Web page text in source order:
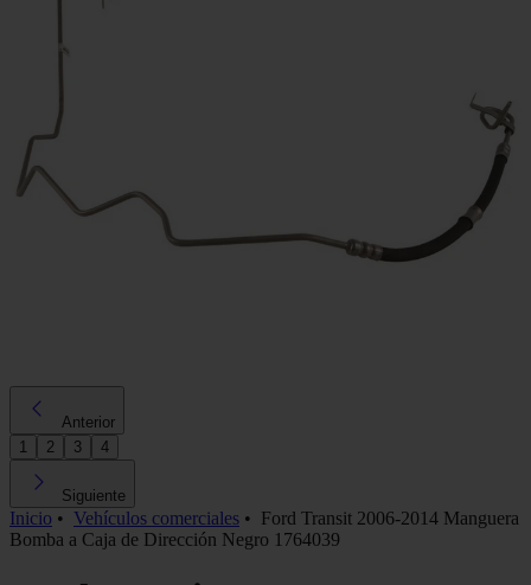
Anterior
1
2 3 4
Siguiente
Inicio • Vehículos comerciales • Ford Transit 2006-2014 Manguera
Bomba a Caja de Dirección Negro 1764039